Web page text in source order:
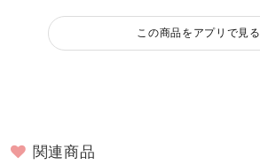
この商品をアプリで見る
関連商品